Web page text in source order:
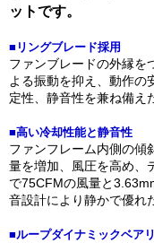
ットです。
■リングブレード採用
ファンブレードの外縁を
よる振動を抑え、動作の
定性、静音性を兼ね備え
■高い冷却性能と静音性
ファンフレーム内側の傾
量を増加、風圧を高め、
で75CFMの風量と
音設計により静かで優れ
■ループダイナミックベア